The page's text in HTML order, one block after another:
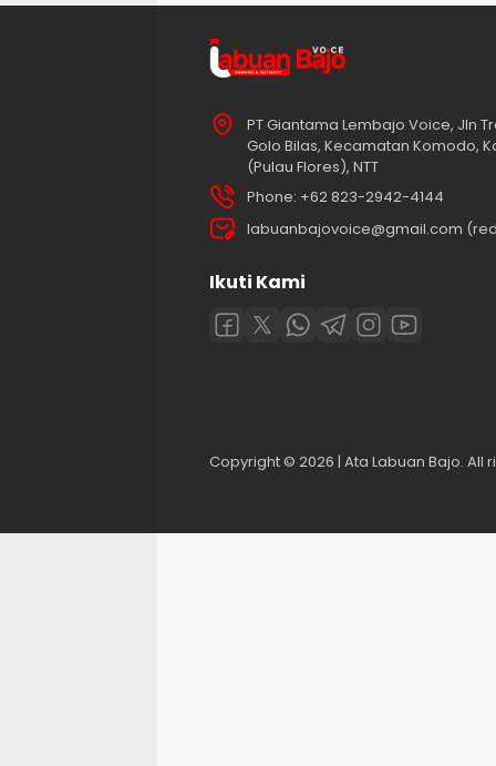
PT Giantama Lembajo Voice, Jln
Golo Bilas, Kecamatan Komodo,
(Pulau Flores), NTT
Phone: +62 823-2942-4144
labuanbajovoice@gmail.com
Ikuti Kami
Copyright © 2026 | Ata Labuan Bajo. All